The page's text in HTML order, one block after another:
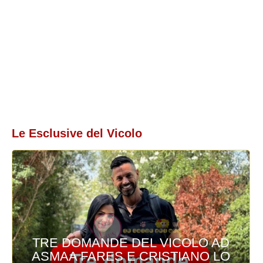
Le Esclusive del Vicolo
TRE DOMANDE DEL VICOLO AD
ASMAA FARES E CRISTIANO LO